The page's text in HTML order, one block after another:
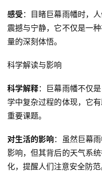
感受 ：目睹巨幕雨幡时，
震撼与宁静，它不仅是一
量的深刻体悟。
科学解读与影响
科学解释：巨幕雨幡不仅
学中复杂过程的体现，它
重要课题。
对生活的影响：虽然巨幕
影响，但其背后的天气系
化，提醒人们注意安全防范